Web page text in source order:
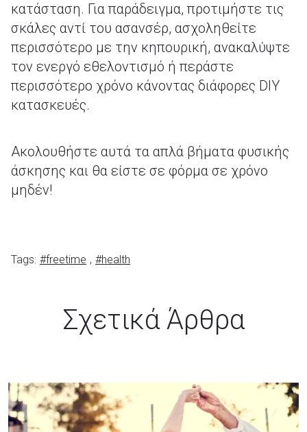
κατάσταση. Για παράδειγμα, προτιμήστε τις
σκάλες αντί του ασανσέρ, ασχοληθείτε
περισσότερο με την κηπουρική, ανακαλύψτε
τον ενεργό εθελοντισμό ή περάστε
περισσότερο χρόνο κάνοντας διάφορες DIY
κατασκευές.
Ακολουθήστε αυτά τα απλά βήματα φυσικής
άσκησης και θα είστε σε φόρμα σε χρόνο
μηδέν!
Tags: #freetime , #health
Σχετικά Άρθρα